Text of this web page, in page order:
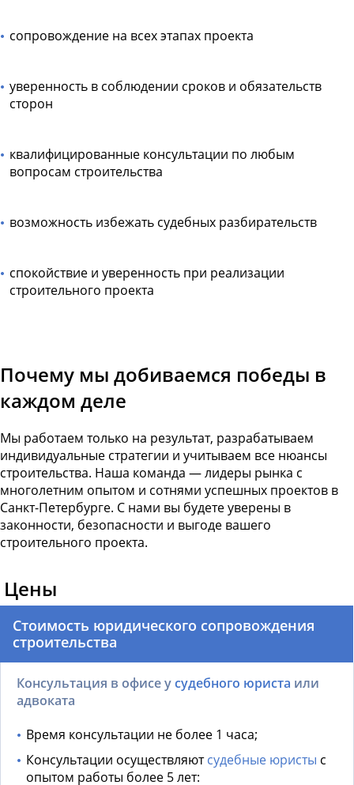
сопровождение на всех этапах проекта
уверенность в соблюдении сроков и обязательств
сторон
квалифицированные консультации по любым
вопросам строительства
возможность избежать судебных разбирательств
спокойствие и уверенность при реализации
строительного проекта
Почему мы добиваемся победы в
каждом деле
Мы работаем только на результат, разрабатываем
индивидуальные стратегии и учитываем все нюансы
строительства. Наша команда — лидеры рынка с
многолетним опытом и сотнями успешных проектов в
Санкт-Петербурге. С нами вы будете уверены в
законности, безопасности и выгоде вашего
строительного проекта.
Цены
Стоимость юридического сопровождения
строительства
Консультация в офисе усудебного юриста или
адвоката
Время консультации не более 1 часа;
Консультации осуществляютсудебные юристы с
опытом работы более 5 лет: